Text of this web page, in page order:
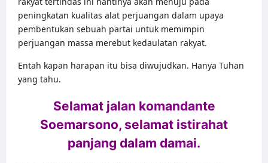
peningkatan kualitas alat perjuangan dalam upaya
pembentukan sebuah partai untuk memimpin
perjuangan massa merebut kedaulatan rakyat.
Entah kapan harapan itu bisa diwujudkan. Hanya Tuhan
yang tahu.
Selamat jalan komandante
Soemarsono, selamat istirahat
panjang dalam damai.